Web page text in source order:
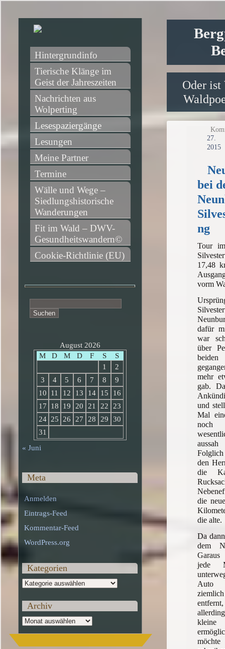
Oder ist
2015
bei
ng
Tour
17,48
vorm
dafür
war
über
mehr
gab.
und
Mal
noch
den
die
die
die alte.
Da
dem
Garaus
jede
Auto
Hintergrundinfo
Tierische Klänge im
Geist der Jahreszeiten
Nachrichten aus
Wolperting
Lesespaziergänge
Lesungen
Meine Partner
Termine
Wälle und Wege –
Siedlungshistorische
Wanderungen
Fit im Wald – DWV-
Gesundheitswandern©
Cookie-Richtlinie (EU)
nach:
August 2026
M
D M D F S
S
1
2
3
4 5 6 7 8
9
10
11 12 13 14 15
16
17
18 19 20 21 22
23
24 25 26 27 28 29
30
31
« Juni
Meta
Anmelden
Eintrags-Feed
Kommentar-Feed
WordPress.org
Kategorien
Kategorien
Archiv
Archiv